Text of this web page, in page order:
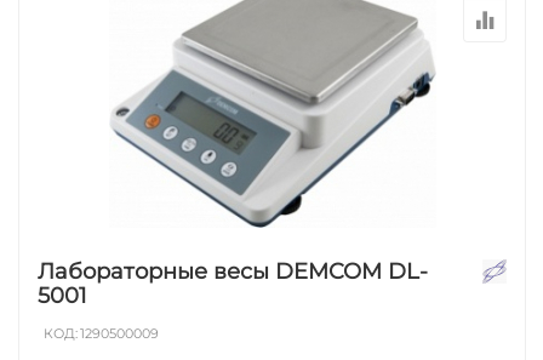
Лабораторные весы DEMCOM DL-
5001
КОД:1290500009